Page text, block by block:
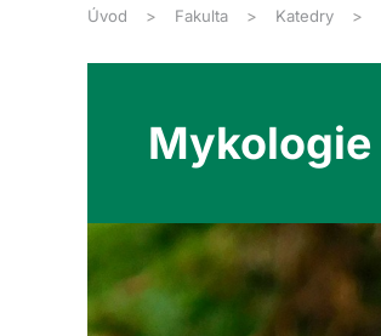
Úvod Fakulta Katedry
Mykologie